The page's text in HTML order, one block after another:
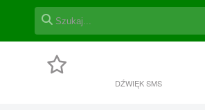
DŹWIĘK SMS